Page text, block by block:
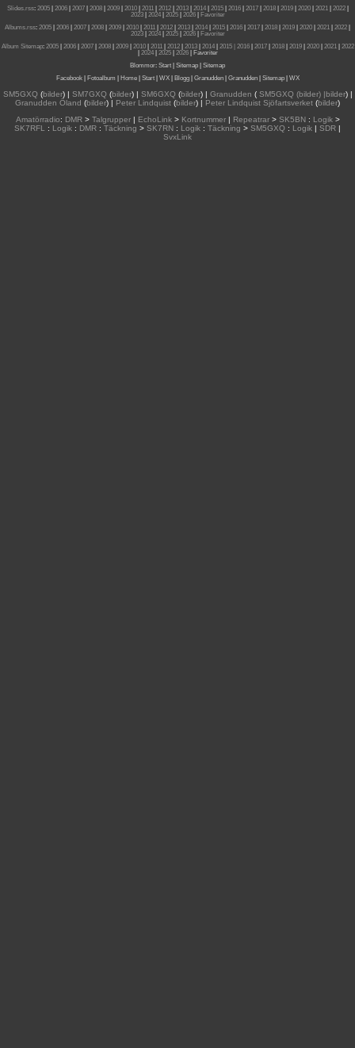
Slides.rss: 2005| 2006| 2007| 2008| 2009| 2010| 2011| 2012| 2013| 2014| 2015| 2016| 2017| 2018| 2019| 2020| 2021| 2022|
2023| 2024| 2025| 2026|
Favoriter
Albums.rss: 2005 2006 2007 2008 2009 2010 2011 2012 2013 2014 2015 2016 2017 2018 2019 2020 2021 2022
2023| 2024| 2025| 2026|
Favoriter
Album Sitemap: 2005| 2006| 2007| 2008| 2009| 2010| 2011| 2012| 2013| 2014| 2015 | 2016| 2017| 2018| 2019| 2020| 2021| 2022
2024| 2025| 2026|
Favoriter
Blommor: Start Sitemap
Sitemap
Facebook| Fotoalbum Home| Start| WX| Blogg| Granudden| Granudden| Sitemap| WX
SM5GXQ(bilder) | SM7GXQ(bilder) | SM6GXQ(bilder) | Granudden (SM5GXQ (bilder) |bilder) |
Granudden Öland (bilder) | Peter Lindquist (bilder) | Peter Lindquist Sjöfartsverket (bilder)
Amatörradio: DMR> Talgrupper| EchoLink> Kortnummer| Repeatrar> SK5BN: Logik>
SK7RFL
: Logik : DMR : Täckning > SK7RN : Logik : Täckning > SM5GXQ : Logik | SDR |
SvxLink